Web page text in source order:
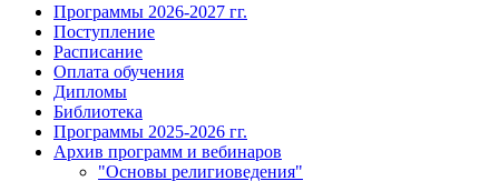
Программы 2026-2027 гг.
Поступление
Расписание
Оплата обучения
Дипломы
Библиотека
Программы 2025-2026 гг.
Архив программ и вебинаров
"Основы религиоведения"